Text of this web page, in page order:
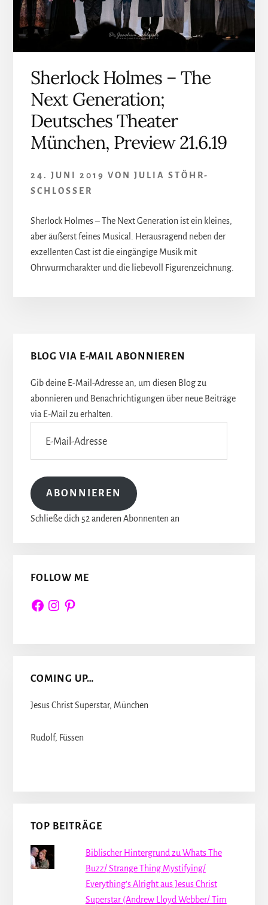
Sherlock Holmes – The
Next Generation;
Deutsches Theater
München, Preview 21.6.19
24. JUNI 2019 VON JULIA STÖHR-
SCHLOSSER
Sherlock Holmes – The Next Generation ist ein kleines,
aber äußerst feines Musical. Herausragend neben der
exzellenten Cast ist die eingängige Musik mit
Ohrwurmcharakter und die liebevoll Figurenzeichnung.
Seitenspalte
BLOG VIA E-MAIL ABONNIEREN
Gib deine E-Mail-Adresse an, um diesen Blog zu
abonnieren und Benachrichtigungen über neue Beiträge
via E-Mail zu erhalten.
Mail-
Adresse
ABONNIEREN
Schließe dich 52 anderen Abonnenten an
FOLLOW ME
FacebookInstagram
Pinterest
COMING UP…
Jesus Christ Superstar, München
Rudolf, Füssen
TOP BEITRÄGE
Biblischer Hintergrund zu Whats The
Buzz/ Strange Thing Mystifying/
Everything's Alright aus Jesus Christ
Superstar (Andrew Lloyd Webber/ Tim